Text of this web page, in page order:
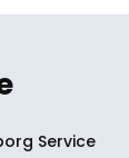
Service